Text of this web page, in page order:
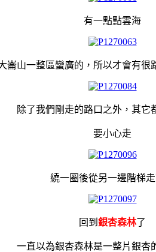
有一點點雲海
崙山一整區蠻廣的，所以才會有很
除了我們剛走的路口之外，其它
要小心走
繞一圈後從另一邊階梯
回到 銀杏森林了
一直以為銀杏森林是一整片銀杏